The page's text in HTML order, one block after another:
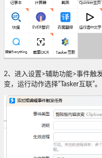
2、进入设置>辅助功能>事件触
变，运行动作选择“Tasker互联”